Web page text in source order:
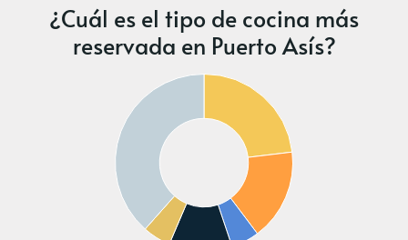
¿Cuál es el tipo de cocina más
reservada en Puerto Asís?